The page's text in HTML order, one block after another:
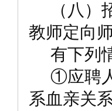
（八
教师定向
有下列
①应聘
系血亲关